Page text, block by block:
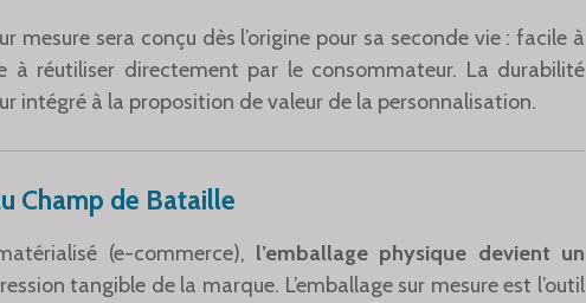
mesure sera conçu dès l’origine pour sa seconde vie : facile à
à réutiliser directement par le consommateur. La durabilité
intégré à la proposition de valeur de la personnalisation.
Champ de Bataille
(e-commerce), l’emballage physique devient un
tangible de la marque. L’emballage sur mesure est l’outil